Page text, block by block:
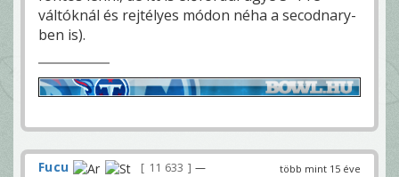
váltóknál és rejtélyes módon néha a secodnary-
ben is).
több mint 15 éve
Fucu 11 633
—